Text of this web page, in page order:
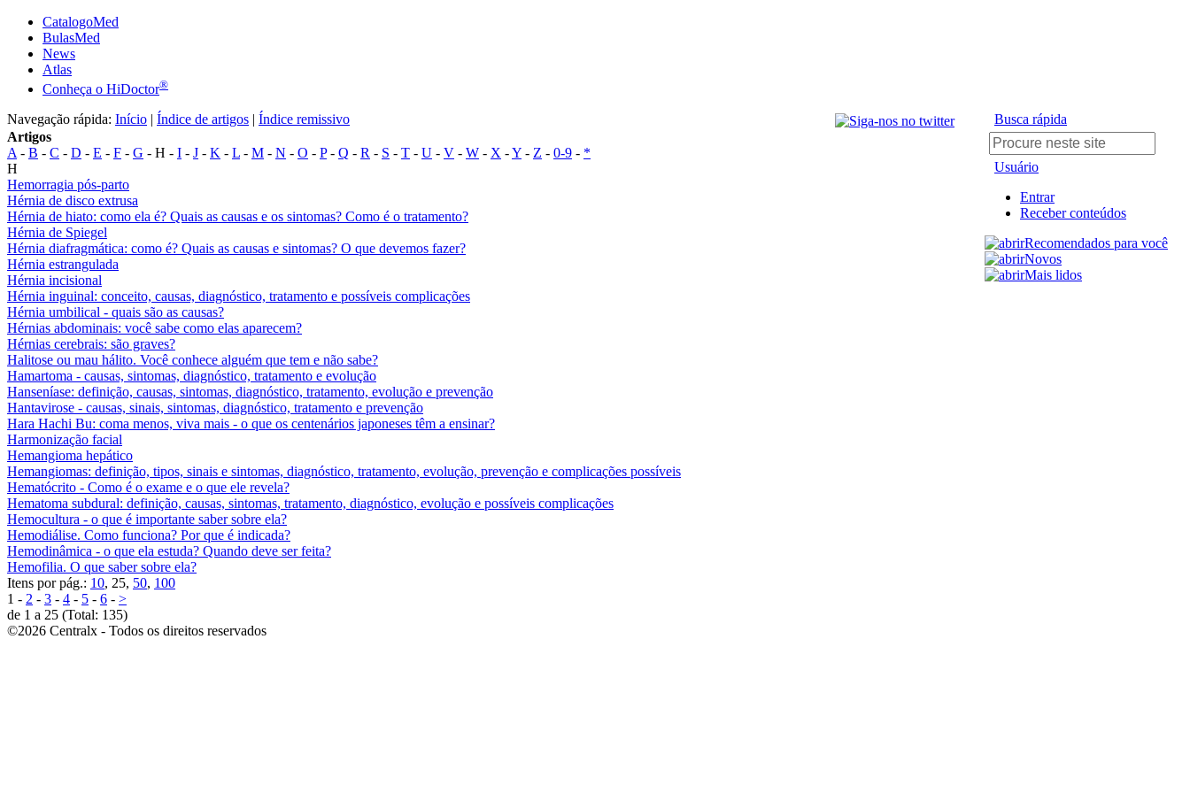
CatalogoMed
BulasMed
News
Atlas
Conheça o HiDoctor®
Navegação rápida: Início | Índice de artigos | Índice remissivo
Artigos
A - B - C - D - E - F - G - H - I - J - K - L - M - N - O - P- Q - R - S - T - U - V - W - X -Y - Z - 0-9 - *
H
Hemorragia pós-parto
Hérnia de disco extrusa
Hérnia de hiato: como ela é? Quais as causas e os sintomas? Como é o tratamento?
Hérnia de Spiegel
Hérnia diafragmática: como é? Quais as causas e sintomas? O que devemos fazer?
Hérnia estrangulada
Hérnia incisional
Hérnia inguinal: conceito, causas, diagnóstico, tratamento e possíveis complicações
Hérnia umbilical - quais são as causas?
Hérnias abdominais: você sabe como elas aparecem?
Hérnias cerebrais: são graves?
Halitose ou mau hálito. Você conhece alguém que tem e não sabe?
Hamartoma - causas, sintomas, diagnóstico, tratamento e evolução
Hanseníase: definição, causas, sintomas, diagnóstico, tratamento, evolução e prevenção
Hantavirose - causas, sinais, sintomas, diagnóstico, tratamento e prevenção
Hara Hachi Bu: coma menos, viva mais - o que os centenários japoneses têm a ensinar?
Harmonização facial
Hemangioma hepático
Hemangiomas: definição, tipos, sinais e sintomas, diagnóstico, tratamento, evolução, prevenção e complicações possíveis
Hematócrito - Como é o exame e o que ele revela?
Hematoma subdural: definição, causas, sintomas, tratamento, diagnóstico, evolução e possíveis complicações
Hemocultura - o que é importante saber sobre ela?
Hemodiálise. Como funciona? Por que é indicada?
Hemodinâmica - o que ela estuda? Quando deve ser feita?
Hemofilia. O que saber sobre ela?
Itens por pág.: 10, 25, 50, 100
1 - 2 - 3 - 4 - 5 - 6 - >
de 1 a 25 (Total: 135)
Busca rápida
Usuário
Entrar
Receber conteúdos
Recomendados para você
Novos
Mais lidos
©2026 Centralx - Todos os direitos reservados